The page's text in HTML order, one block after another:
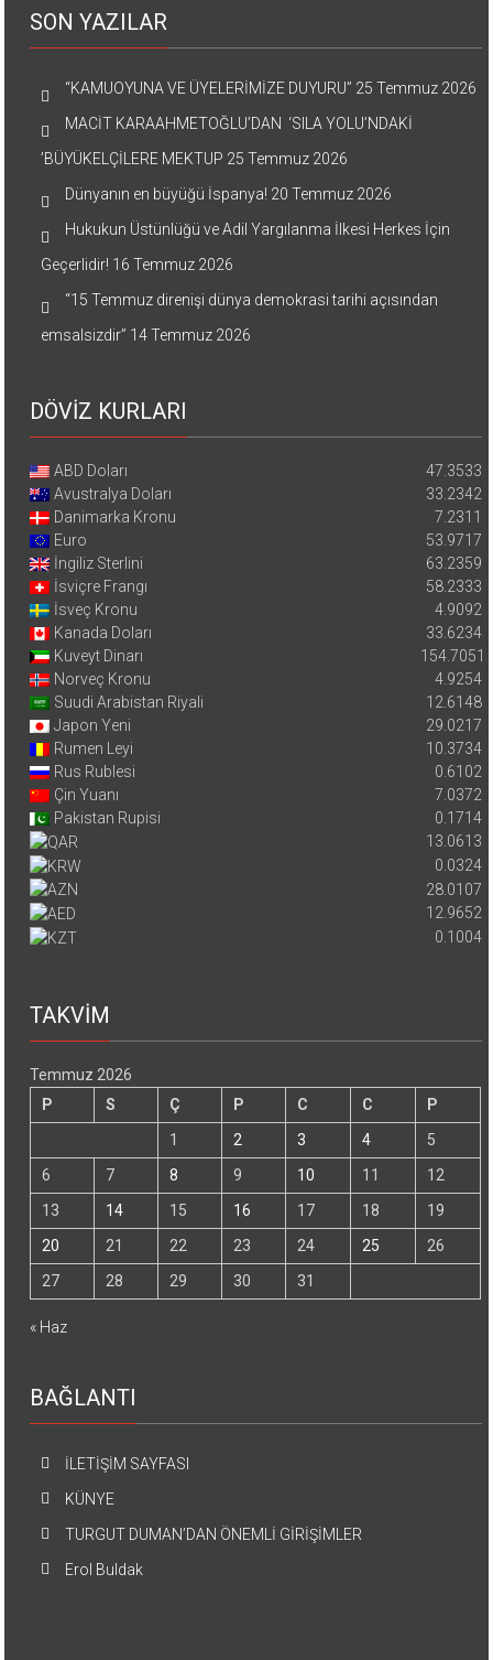
SON YAZILAR
“KAMUOYUNA VE ÜYELERİMİZE DUYURU” 25 Temmuz 2026
MACİT KARAAHMETOĞLU’DAN ‘SILA YOLU’NDAKİ
’BÜYÜKELÇİLERE MEKTUP 25 Temmuz 2026
Dünyanın en büyüğü İspanya! 20 Temmuz 2026
Hukukun Üstünlüğü ve Adil Yargılanma İlkesi Herkes İçin
Geçerlidir! 16 Temmuz 2026
“15 Temmuz direnişi dünya demokrasi tarihi açısından
emsalsizdir” 14 Temmuz 2026
DÖVİZ KURLARI
ABD Doları
47.3533
Avustralya Doları
33.2342
Danimarka Kronu
7.2311
Euro
53.9717
İngiliz Sterlini
63.2359
İsviçre Frangı
58.2333
İsveç Kronu
4.9092
Kanada Doları
33.6234
Kuveyt Dinarı
154.7051
Norveç Kronu
4.9254
Suudi Arabistan Riyali
12.6148
Japon Yeni
29.0217
Rumen Leyi
10.3734
Rus Rublesi
0.6102
Çin Yuanı
7.0372
Pakistan Rupisi
0.1714
13.0613
0.0324
28.0107
12.9652
0.1004
TAKVİM
Temmuz 2026
P
S Ç P C C
P
1
2 3 4
5
6
7 8 9 10 11
12
13
14 15 16 17 18
19
20
21 22 23 24 25
26
27
28 29 30 31
« Haz
BAĞLANTI
İLETİŞİM SAYFASI
KÜNYE
TURGUT DUMAN’DAN ÖNEMLİ GİRİŞİMLER
Erol Buldak